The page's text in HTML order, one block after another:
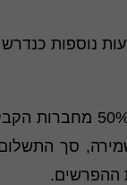
מזהים בעיה רוחבית שבעקבותיה נפגעים העובדים המוחלשים. המדגם
נתוני הלמ"ס) כ-100 אלף עובדי קבלן